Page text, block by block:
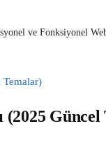
ve Fonksiyonel
(2025